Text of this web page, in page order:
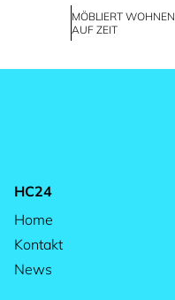
MÖBLIERT WOHNEN
AUF ZEIT
HC24
Home
Kontakt
News